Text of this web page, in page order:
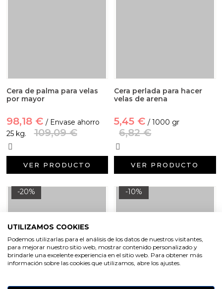
Cera de palma para velas
por mayor
98,18 € / Envase ahorro
25 kg.
109,09 €
VER PRODUCTO
Cera perlada para hacer
velas de arena
5,45 € / 1000 gr
6,82 €
VER PRODUCTO
-20% -10%
UTILIZAMOS COOKIES
Podemos utilizarlas para el análisis de los datos de nuestros visitantes,
para mejorar nuestro sitio web, mostrar contenido personalizado y
brindarle una excelente experiencia en el sitio web. Para obtener más
información sobre las cookies que utilizamos, abre los ajustes.